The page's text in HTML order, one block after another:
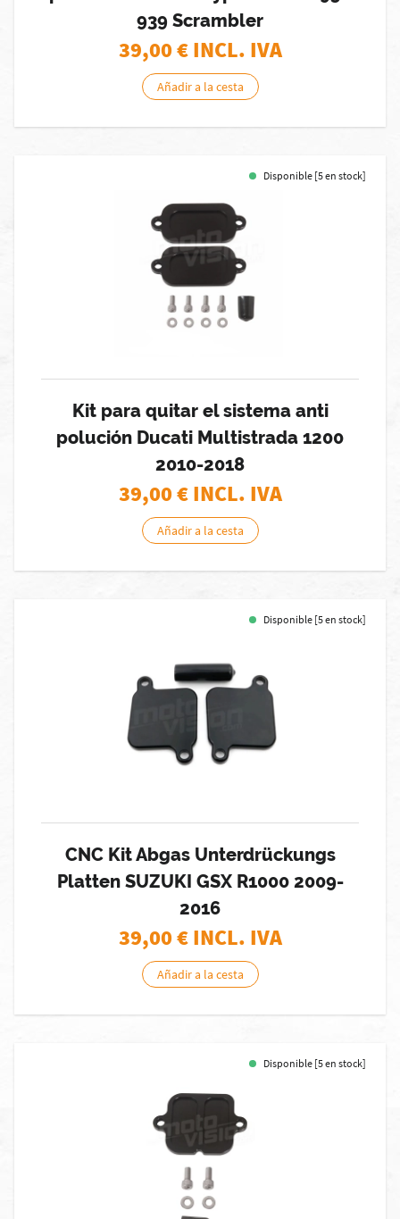
939 Scrambler
39,00€ INCL. IVA
Añadir a la cesta
Disponible [5 en stock]
Kit para quitar el sistema anti
polución Ducati Multistrada 1200
2010-2018
39,00€ INCL. IVA
Añadir a la cesta
Disponible [5 en stock]
CNC Kit Abgas Unterdrückungs
Platten SUZUKI GSX R1000 2009-
2016
39,00€ INCL. IVA
Añadir a la cesta
Disponible [5 en stock]